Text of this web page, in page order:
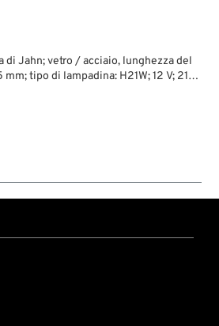
di Jahn; vetro / acciaio, lunghezza del
tipo di lampadina: H21W; 12 V; 21
BAY9s; peso lordo: 10 g